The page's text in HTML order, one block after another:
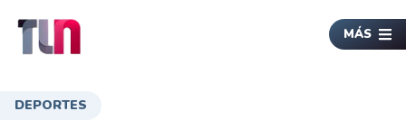
MÁS
DEPORTES